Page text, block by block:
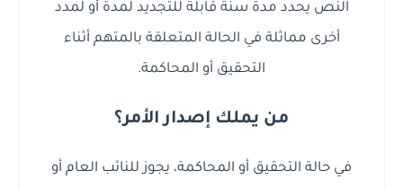
النص يحدد مدة سنة قابلة للتجديد لمدة أو لمدد
أخرى مماثلة في الحالة المتعلقة بالمتهم أثناء
التحقيق أو المحاكمة.
من يملك إصدار الأمر؟
في حالة التحقيق أو المحاكمة، يجوز للنائب العام أو